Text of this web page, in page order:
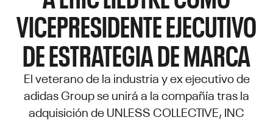
VICEPRESIDENTE EJECUTIVO
DE ESTRATEGIA DE MARCA
El veterano de la industria y ex ejecutivo de
adidas Group se unirá a la compañía tras la
adquisición de UNLESS COLLECTIVE, INC